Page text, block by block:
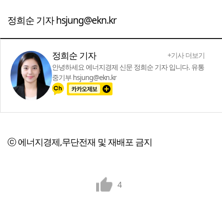
정희순 기자 hsjung@ekn.kr
정희순 기자
+기사 더보기
안녕하세요 에너지경제 신문 정희순 기자 입니다. 유통
중기부 hsjung@ekn.kr
ⓒ 에너지경제,무단전재 및 재배포 금지
4